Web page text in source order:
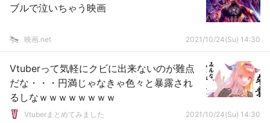
ブルで泣いちゃう映画
映画.net 2021/10/24(Su) 14:30
Vtuberって気軽にクビに出来ないのが難点
だな・・・円満じゃなきゃ色々と暴露され
るしなｗｗｗｗｗｗｗｗ
Vtuberまとめてみました 2021/10/24(Su) 14:30